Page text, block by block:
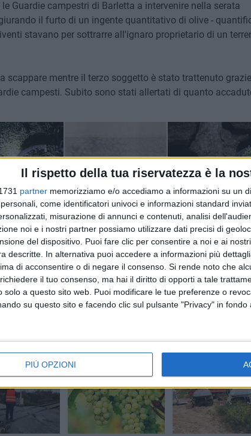
Il rispetto della tua riservatezza è la
partner memorizziamo e/o accediamo a informazioni su un
come identificatori univoci e informazioni standard
misurazione di annunci e contenuti, analisi
noi e i nostri partner possiamo utilizzare dati precisi di
del dispositivo. Puoi fare clic per consentire a noi e ai
descritte. In alternativa puoi accedere a informazioni più
di acconsentire o di negare il consenso. Si rende noto che
il tuo consenso, ma hai il diritto di opporti a tale
solo a questo sito web. Puoi modificare le tue preferenze o
su questo sito e facendo clic sul pulsante "Privacy" in fondo
PIÙ OPZIONI
Guardie campestri di Barletta a intervenire nella serata
il furto di un ingente quantitativo di olive -
stavano per sottrarre all'ignaro proprietario di un
scappare mentre il terzo soggetto è stato trattenuto grazie
campesti. Subito sono stati allertati di quanto